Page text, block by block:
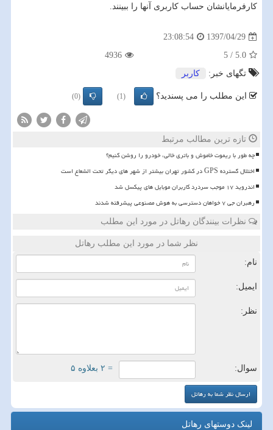
كارفرمایانشان حساب كاربری آنها را ببینند.
1397/04/29
23:08:54
5.0
/
5
4936
تگهای خبر:
كاربر
این مطلب را می پسندید؟ (1)
(0)
تازه ترین مطالب مرتبط
چه طور با ریموت خاموش و باتری خالی، خودرو را روشن کنیم؟
اختلال گسترده GPS در کشور تهران بیشتر از شهر های دیگر تحت الشعاع است
اندروید ۱۷ موجب سردرد کاربران موبایل های پیکسل شد
رهبران جی ۷ خواهان دسترسی به هوش مصنوعی پیشرفته شدند
نظرات بینندگان رهاتل در مورد این مطلب
نظر شما در مورد این مطلب رهاتل
نام:
ایمیل:
نظر:
سوال: = ۲ بعلاوه ۵
لینک دوستهای رهاتل